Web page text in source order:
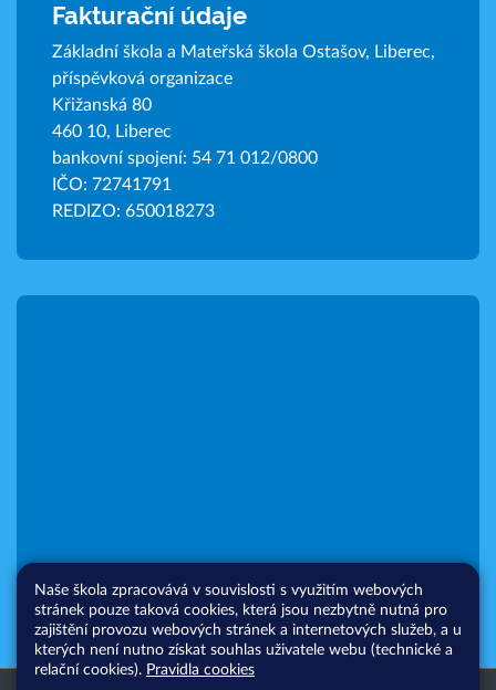
Fakturační údaje
Základní škola a Mateřská škola Ostašov, Liberec,
příspěvková organizace
Křižanská 80
460 10, Liberec
bankovní spojení: 54 71 012/0800
IČO: 72741791
REDIZO: 650018273
Naše škola zpracovává v souvislosti s využitím webových
stránek pouze taková cookies, která jsou nezbytně nutná pro
zajištění provozu webových stránek a internetových služeb, a u
kterých není nutno získat souhlas uživatele webu (technické a
relační cookies). Pravidla cookies